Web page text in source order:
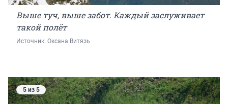
Выше туч, выше забот. Каждый заслуживает
такой полёт
Источник: Оксана Витязь
5 из 5